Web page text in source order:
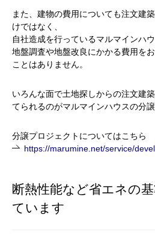
また、建物の費用についても注文建
けではなく、
自社造成を行っているマルマインハウ
地盤調査や地盤改良にかかる費用を
ことはありません。
いろんな面で土地探しからの注文建
てられるのがマルマインハウスの分
分譲プロジェクトについてはこちら
https://marumine.net/service/
断熱性能など省エネの
ています